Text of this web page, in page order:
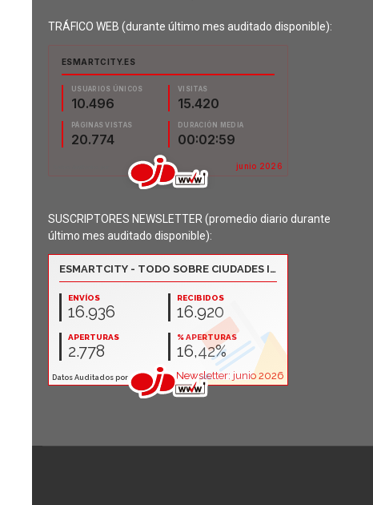
TRÁFICO WEB (durante último mes auditado disponible):
SUSCRIPTORES NEWSLETTER (promedio diario durante
último mes auditado disponible):